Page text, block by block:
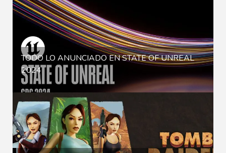
TODO LO ANUNCIADO EN STATE OF UNREAL
2024